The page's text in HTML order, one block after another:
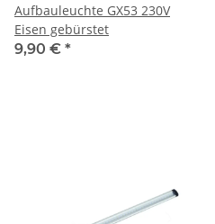
Aufbauleuchte GX53 230V
Eisen gebürstet
9,90 € *